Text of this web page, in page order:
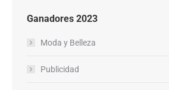
Ganadores 2023
Moda y Belleza
Publicidad